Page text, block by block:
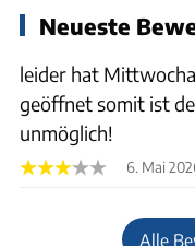
Neueste
leider hat
geöffnet somit ist
unmöglich!
6. Mai
Alle